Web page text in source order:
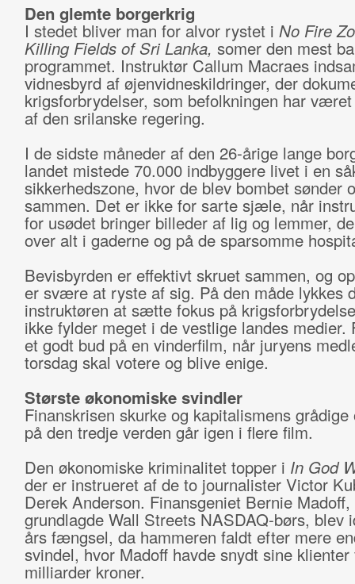
Den glemte borgerkrig
I stedet bliver man for alvor rystet i No Fire
Killing Fields of Sri Lanka, somer den mest
programmet. Instruktør Callum Macraes
vidnesbyrd af øjenvidneskildringer, der
krigsforbrydelser, som befolkningen har
af den srilanske regering.
I de sidste måneder af den 26-årige lange
landet mistede 70.000 indbyggere livet i en
sikkerhedszone, hvor de blev bombet sønder
sammen. Det er ikke for sarte sjæle, når
for usødet bringer billeder af lig og lemmer,
over alt i gaderne og på de sparsomme
Bevisbyrden er effektivt skruet sammen, og
er svære at ryste af sig. På den måde lykkes
instruktøren at sætte fokus på
ikke fylder meget i de vestlige landes medier.
et godt bud på en vinderfilm, når juryens
torsdag skal votere og blive enige.
Største økonomiske svindler
Finanskrisen skurke og kapitalismens grådige
på den tredje verden går igen i flere film.
Den økonomiske kriminalitet topper i In God
der er instrueret af de to journalister Victor
Derek Anderson. Finansgeniet Bernie Madoff,
grundlagde Wall Streets NASDAQ-børs, blev
års fængsel, da hammeren faldt efter mere
svindel, hvor Madoff havde snydt sine
milliarder kroner.